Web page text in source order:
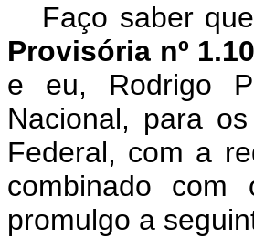
Faço saber
Provisória nº
e eu, Rodrigo
Nacional, para
Federal, com a
combinado
promulgo a